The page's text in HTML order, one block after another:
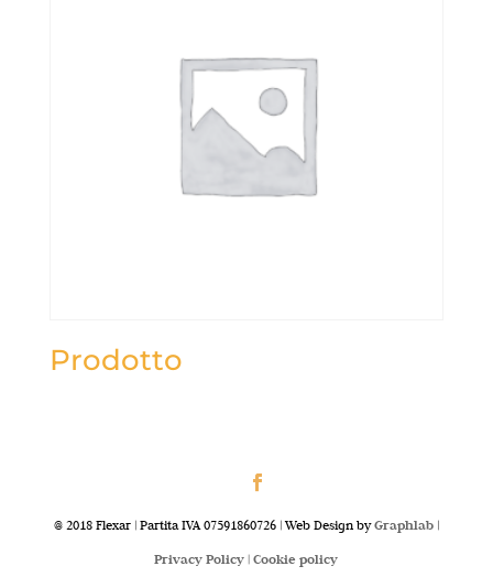
Prodotto
@ 2018 Flexar | Partita IVA 07591860726 | Web Design byGraphlab|
Privacy Policy |Cookie policy